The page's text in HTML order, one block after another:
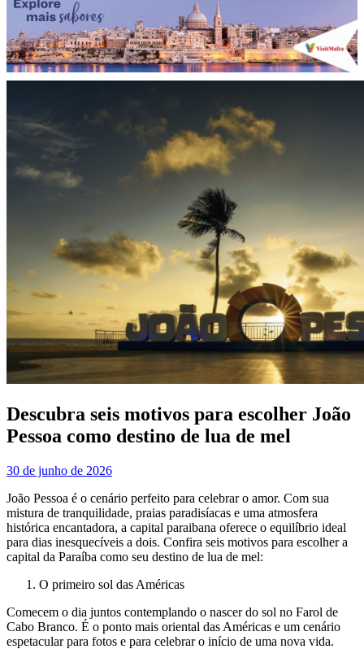
Descubra seis motivos para escolher João
Pessoa como destino de lua de mel
30 de junho de 2026
João Pessoa é o cenário perfeito para celebrar o amor. Com sua
mistura de tranquilidade, praias paradisíacas e uma atmosfera
histórica encantadora, a capital paraibana oferece o equilíbrio ideal
para dias inesquecíveis a dois. Confira seis motivos para escolher a
capital da Paraíba como seu destino de lua de mel:
O primeiro sol das Américas
Comecem o dia juntos contemplando o nascer do sol no Farol de
Cabo Branco. É o ponto mais oriental das Américas e um cenário
espetacular para fotos e para celebrar o início de uma nova vida.